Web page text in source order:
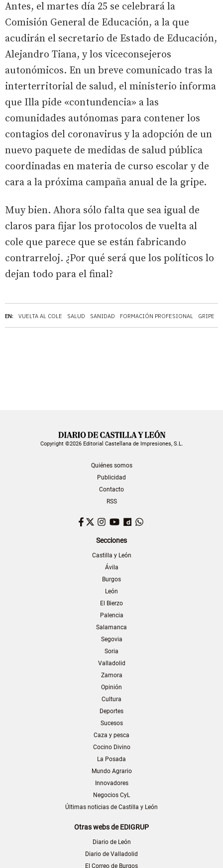
EN: VUELTA AL COLE SALUD SANIDAD FORMACIÓN PROFESIONAL GRIPE
Antes, el martes día 25 se celebrará la
Comisión General de Educación, a la que
acudirán el secretario de Estado de Educación,
Alejandro Tiana, y los viceconsejeros
autonómicos. En un breve comunicado tras la
interterritorial de salud, el ministerio informa
que Illa pide «contundencia» a las
comunidades autónomas para contener los
contagios del coronavirus y la adopción de un
nuevo paquete de medidas de salud pública
coordinadas en materia de curso escolar y de
cara a la próxima campaña anual de la gripe.
Muy bien. Ahora sólo falta que sea igual de
claros para fijar los protocolos de vuelta al
cole que parece que se están fabricando
contrarreloj. ¿Por qué será que los políticos lo
dejan todo para el final?
Copyright ©2026 Editorial Castellana de Impresiones, S.L.
Quiénes somos
Publicidad
Contacto
RSS
Facebook
TwitterInstagram
YouTubeDailymotion
Secciones
Castilla y León
Ávila
Burgos
León
El Bierzo
Palencia
Salamanca
Segovia
Soria
Valladolid
Zamora
Opinión
Cultura
Deportes
Sucesos
Caza y pesca
Cocino Divino
La Posada
Mundo Agrario
Innovadores
Negocios CyL
Últimas noticias de Castilla y León
Otras webs de EDIGRUP
Diario de León
Diario de Valladolid
El Correo de Burgos